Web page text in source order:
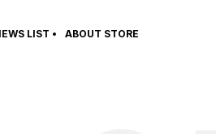
LIST ABOUT STORE